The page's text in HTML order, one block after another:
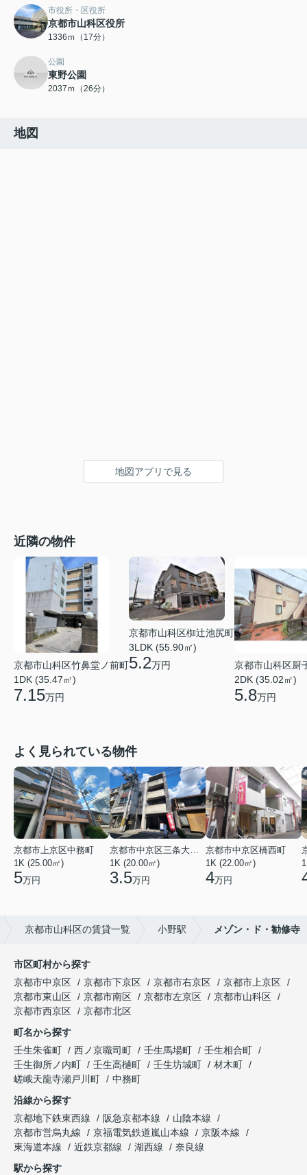
市役所・区役所
京都市山科区役所
1336ｍ（17分）
公園
東野公園
2037ｍ（26分）
地図
地図アプリで見る
近隣の物件
京都市山科区竹鼻堂ノ前町
1DK (35.47㎡)
7.15万円
京都市山科区椥辻池尻町
3LDK (55.90㎡)
5.2万円
京都市山科区厨
2DK (35.02㎡)
5.8万円
よく見られている物件
京都市上京区中務町
1K (25.00㎡)
5万円
京都市中京区三条大宮町
1K (20.00㎡)
3.5万円
京都市中京区橋西町
1K (22.00㎡)
4万円
京都市山科区の賃貸一覧 小野駅 メゾン・ド・勧修寺
市区町村から探す
京都市中京区
京都市下京区 京都市右京区
京都市上京区
京都市東山区
京都市南区 京都市左京区
京都市山科区
京都市西京区
京都市北区
町名から探す
壬生朱雀町
西ノ京職司町 壬生馬場町
壬生相合町
壬生御所ノ内町
壬生高樋町 壬生坊城町
材木町
嵯峨天龍寺瀬戸川町
中務町
沿線から探す
京都地下鉄東西線
阪急京都本線
山陰本線
京都市営烏丸線
京福電気鉄道嵐山本線
京阪本線
東海道本線
近鉄京都線 湖西線
奈良線
駅から探す